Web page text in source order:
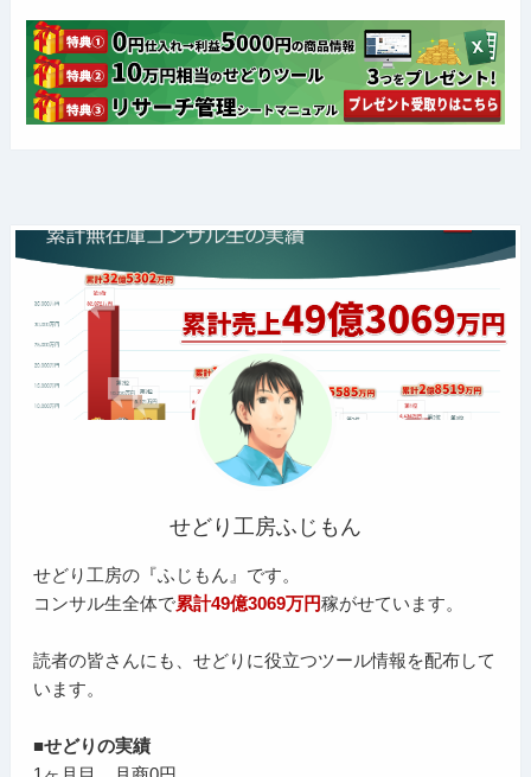
せどり工房ふじもん
せどり工房の『ふじもん』です。
コンサル生全体で累計49億3069万円稼がせています。
読者の皆さんにも、せどりに役立つツール情報を配布して
います。
■せどりの実績